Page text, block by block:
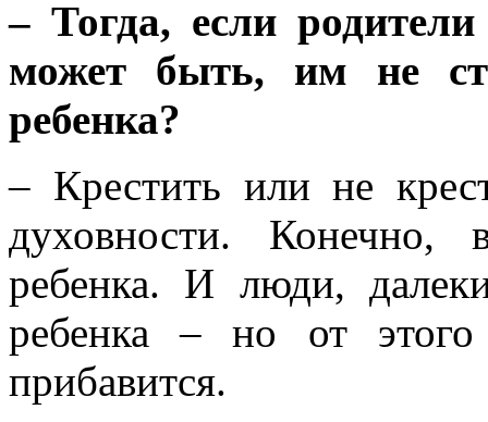
– Тогда, если
может быть, им не
ребенка?
– Крестить или не
духовности. Конечно,
ребенка. И люди,
ребенка – но от
прибавится.